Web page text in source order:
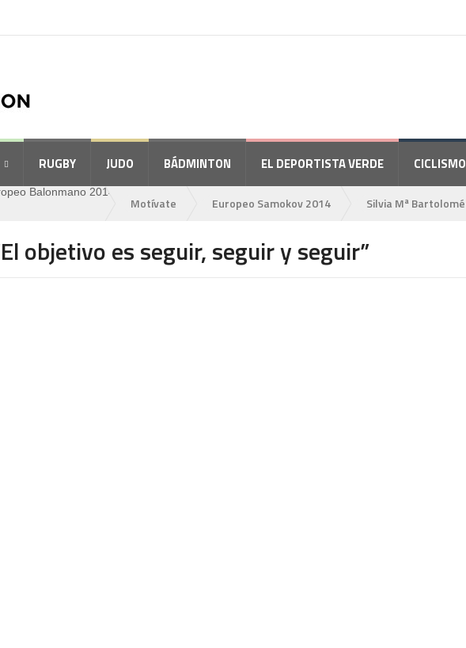
RUGBY JUDO BÁDMINTON EL DEPORTISTA VERDE CICLISMO
Balonmano 2014
Motívate Europeo Samokov 2014 Silvia Mª Bartolomé
objetivo es seguir, seguir y seguir”